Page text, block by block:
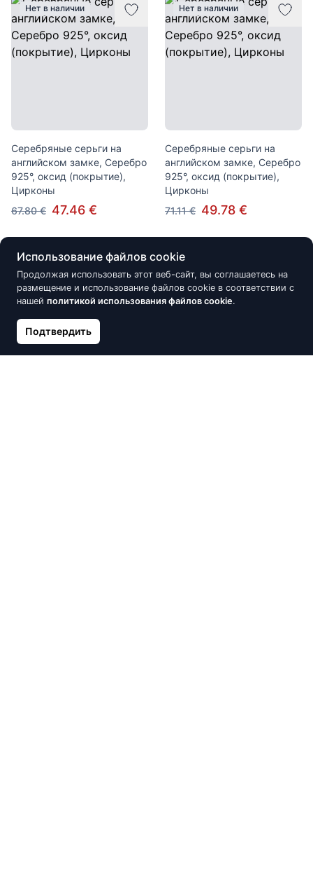
Нет в наличии
Серебряные серьги на
английском замке, Серебро
925°, оксид (покрытие),
Цирконы
67.80 € 47.46 €
Нет в наличии
Серебряные серьги на
английском замке, Серебро
925°, оксид (покрытие),
Цирконы
71.11 € 49.78 €
Нет в наличии Нет в наличии
Использование файлов cookie
Продолжая использовать этот веб-сайт, вы соглашаетесь на
размещение и использование файлов cookie в соответствии с
нашей политикой использования файлов cookie.
Подтвердить